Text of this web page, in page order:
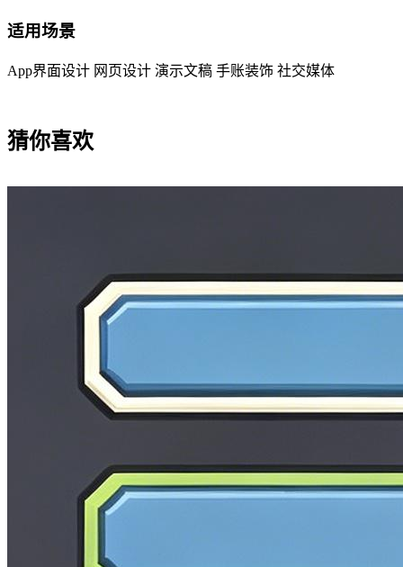
适用场景
App界面设计 网页设计 演示文稿 手账装饰 社交媒体
猜你喜欢